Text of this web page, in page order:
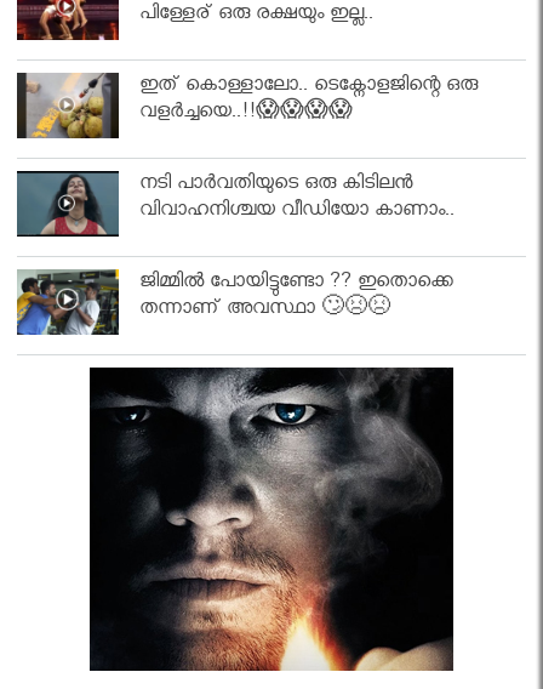
പിള്ളേര് ഒരു രക്ഷയും ഇല്ല..
ഇത് കൊള്ളാലോ.. ടെക്നോളജിന്റെ ഒരു
വളർച്ചയെ..!!😱😱😱😱
നടി പാർവതിയുടെ ഒരു കിടിലൻ
വിവാഹനിശ്ചയ വീഡിയോ കാണാം..
ജിമ്മിൽ പോയിട്ടുണ്ടോ ?? ഇതൊക്കെ
തന്നാണ് അവസ്ഥാ 🙄😣😣